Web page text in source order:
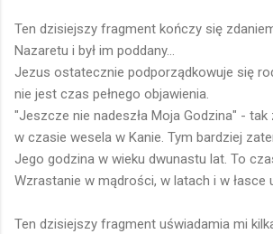
Ten dzisiejszy fragment kończy się
Nazaretu i był im poddany...
Jezus ostatecznie podporządkowuje się
nie jest czas pełnego objawienia.
"Jeszcze nie nadeszła Moja Godzina" -
w czasie wesela w Kanie. Tym bardziej
Jego godzina w wieku dwunastu lat. To
Wzrastanie w mądrości, w latach i w łasce
Ten dzisiejszy fragment uświadamia mi